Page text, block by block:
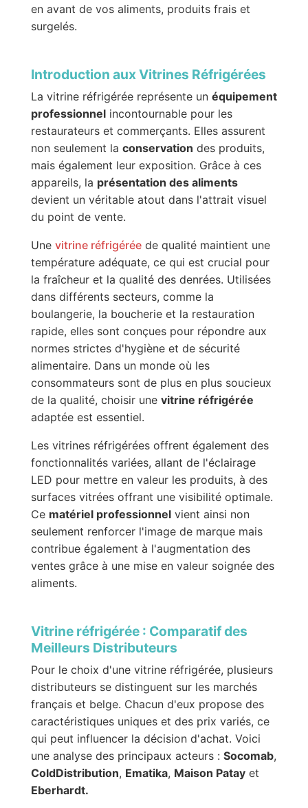
en avant de vos aliments, produits frais et
surgelés.
Introduction aux Vitrines Réfrigérées
La vitrine réfrigérée représente un équipement
professionnelincontournable pour les
restaurateurs et commerçants. Elles assurent
non seulement la conservation des produits,
mais également leur exposition. Grâce à ces
appareils, la présentation des aliments
devient un véritable atout dans l'attrait visuel
du point de vente.
Une vitrine réfrigéréede qualité maintient une
température adéquate, ce qui est crucial pour
la fraîcheur et la qualité des denrées. Utilisées
dans différents secteurs, comme la
boulangerie, la boucherie et la restauration
rapide, elles sont conçues pour répondre aux
normes strictes d'hygiène et de sécurité
alimentaire. Dans un monde où les
consommateurs sont de plus en plus soucieux
de la qualité, choisir une vitrine réfrigérée
adaptée est essentiel.
Les vitrines réfrigérées offrent également des
fonctionnalités variées, allant de l'éclairage
LED pour mettre en valeur les produits, à des
surfaces vitrées offrant une visibilité optimale.
Ce matériel professionnelvient ainsi non
seulement renforcer l'image de marque mais
contribue également à l'augmentation des
ventes grâce à une mise en valeur soignée des
aliments.
Vitrine réfrigérée : Comparatif des
Meilleurs Distributeurs
Pour le choix d'une vitrine réfrigérée, plusieurs
distributeurs se distinguent sur les marchés
français et belge. Chacun d'eux propose des
caractéristiques uniques et des prix variés, ce
qui peut influencer la décision d'achat. Voici
une analyse des principaux acteurs : Socomab,
ColdDistribution, Ematika, Maison Patayet
Eberhardt.